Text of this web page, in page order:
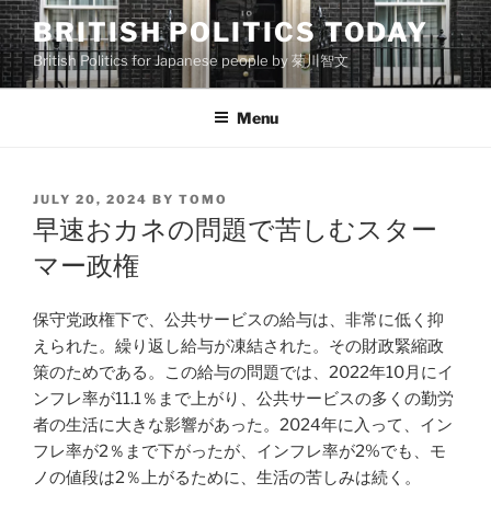
Skip
to
content
BRITISH POLITICS TODAY
British Politics for Japanese people by 菊川智文
Menu
POSTED
ON
JULY 20, 2024 BY TOMO
早速おカネの問題で苦しむスター
マー政権
保守党政権下で、公共サービスの給与は、非常に低く抑
えられた。繰り返し給与が凍結された。その財政緊縮政
策のためである。この給与の問題では、2022年10月にイ
ンフレ率が11.1％まで上がり、公共サービスの多くの勤労
者の生活に大きな影響があった。2024年に入って、イン
フレ率が2％まで下がったが、インフレ率が2%でも、モ
ノの値段は2％上がるために、生活の苦しみは続く。